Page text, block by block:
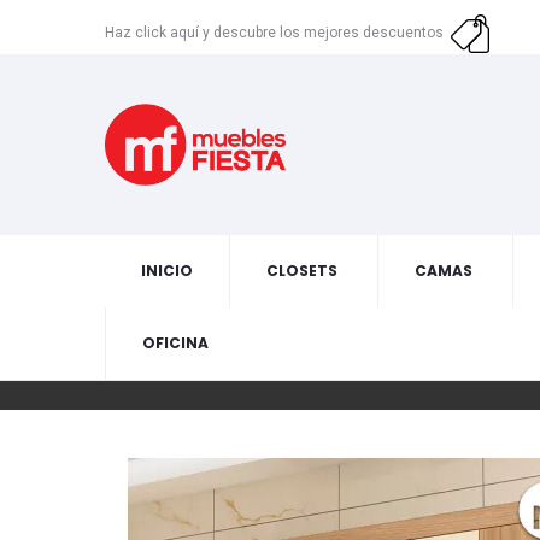
Haz click aquí y descubre los mejores descuentos
INICIO CLOSETS CAMAS
OFICINA
Skip